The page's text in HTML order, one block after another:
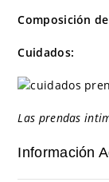
Composición
Cuidados:
Las prendas
Información